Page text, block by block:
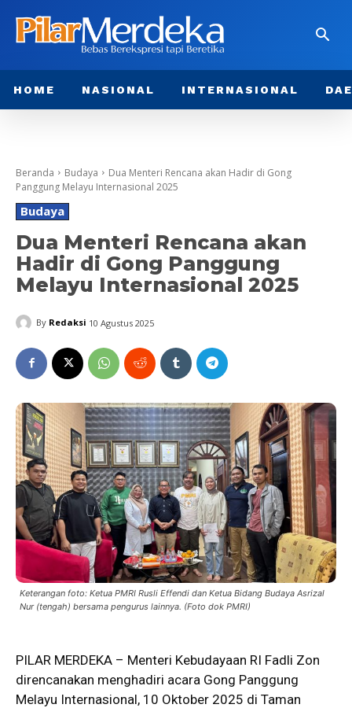
HOME NASIONAL INTERNASIONAL
Beranda Budaya
Dua Menteri Rencana akan Hadir di Gong
Panggung Melayu Internasional 2025
Budaya
Dua Menteri Rencana akan
Hadir di Gong Panggung
Melayu Internasional 2025
By Redaksi 10 Agustus 2025
Keterangan foto: Ketua PMRI Rusli Effendi dan Ketua Bidang Budaya Asrizal
Nur (tengah) bersama pengurus lainnya. (Foto dok PMRI)
PILAR MERDEKA – Menteri Kebudayaan RI Fadli Zon
direncanakan menghadiri acara Gong Panggung
Melayu Internasional, 10 Oktober 2025 di Taman